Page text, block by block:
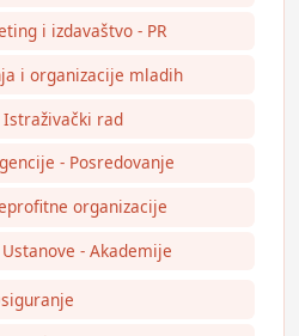
i izdavaštvo - PR
i organizacije mladih
Istraživački rad
- Posredovanje
organizacije
- Akademije